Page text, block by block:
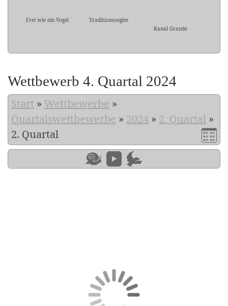
Frei wie ein Vogel
Traditionssegler
Kanal Grande
Wettbewerb 4. Quartal 2024
Start » Wettbewerbe »
Quartalswettbewerbe » 2024 » 2. Quartal »
2. Quartal